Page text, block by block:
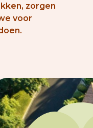
zorgen
voor